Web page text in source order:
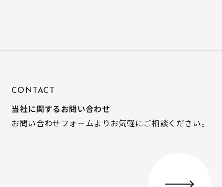
CONTACT
当社に関するお問い合わせ
お問い合わせフォームよりお気軽にご相談ください。